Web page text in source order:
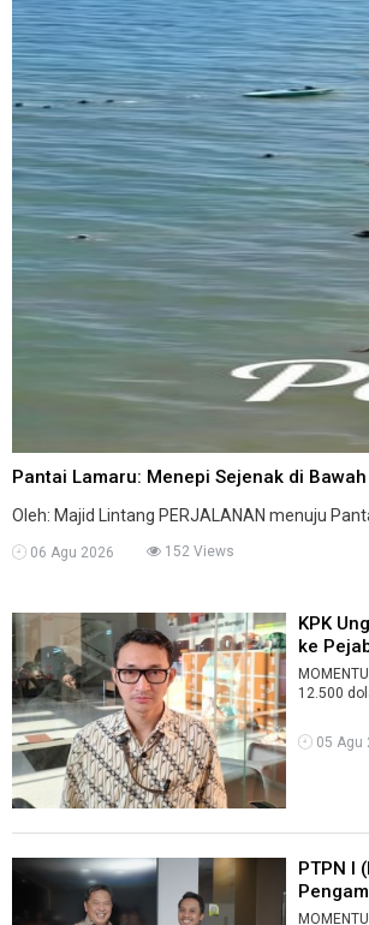
Pantai Lamaru: Menepi Sejenak di
Oleh: Majid Lintang PERJALANAN menuju
06 Agu 2026 152 Views
KPK
ke
05 Agu
PTPN I